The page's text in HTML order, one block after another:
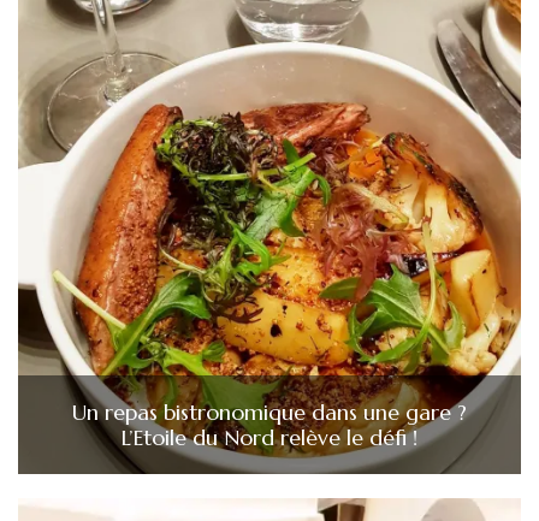
Un repas bistronomique dans une gare ?
L’Etoile du Nord relève le défi !